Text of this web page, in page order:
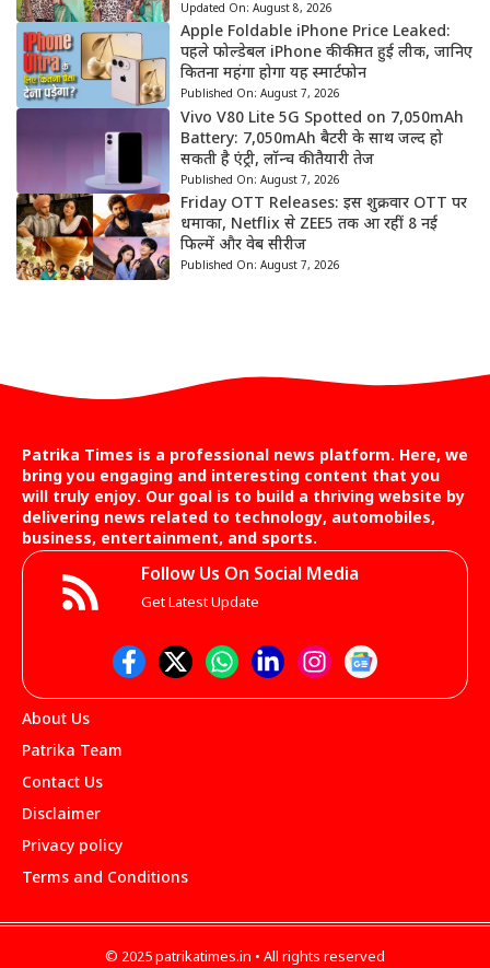
Updated On: August 8, 2026
Apple Foldable iPhone Price Leaked:
पहले फोल्डेबल iPhone की कीमत हुई लीक, जानिए
कितना महंगा होगा यह स्मार्टफोन
Published On: August 7, 2026
Vivo V80 Lite 5G Spotted on 7,050mAh
Battery: 7,050mAh बैटरी के साथ जल्द हो
सकती है एंट्री, लॉन्च की तैयारी तेज
Published On: August 7, 2026
Friday OTT Releases: इस शुक्रवार OTT पर
धमाका, Netflix से ZEE5 तक आ रहीं 8 नई
फिल्में और वेब सीरीज
Published On: August 7, 2026
Patrika Times is a professional news platform. Here, we
bring you engaging and interesting content that you
will truly enjoy. Our goal is to build a thriving website by
delivering news related to technology, automobiles,
business, entertainment, and sports.
Follow Us On Social Media
Get Latest Update
About Us
Patrika Team
Contact Us
Disclaimer
Privacy policy
Terms and Conditions
© 2025 patrikatimes.in • All rights reserved